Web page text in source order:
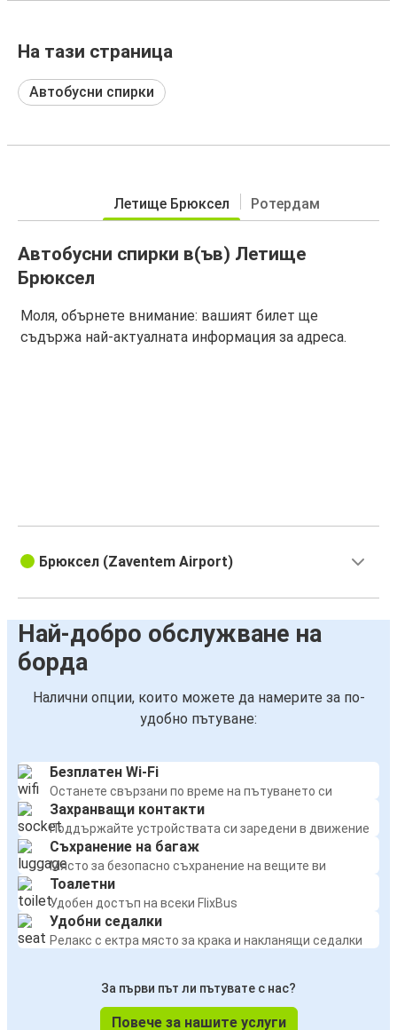
На тази страница
Автобусни спирки
Летище Брюксел Ротердам
Автобусни спирки в(ъв) Летище
Брюксел
Моля, обърнете внимание: вашият билет ще
съдържа най-актуалната информация за адреса.
Брюксел (Zaventem Airport)
Най-добро обслужване на
борда
Налични опции, които можете да намерите за по-
удобно пътуване:
Безплатен Wi-Fi
Останете свързани по време на пътуването си
Захранващи контакти
Поддържайте устройствата си заредени в движение
Съхранение на багаж
Място за безопасно съхранение на вещите ви
Тоалетни
Удобен достъп на всеки FlixBus
Удобни седалки
Релакс с ектра място за крака и накланящи седалки
За първи път ли пътувате с нас?
Повече за нашите услуги